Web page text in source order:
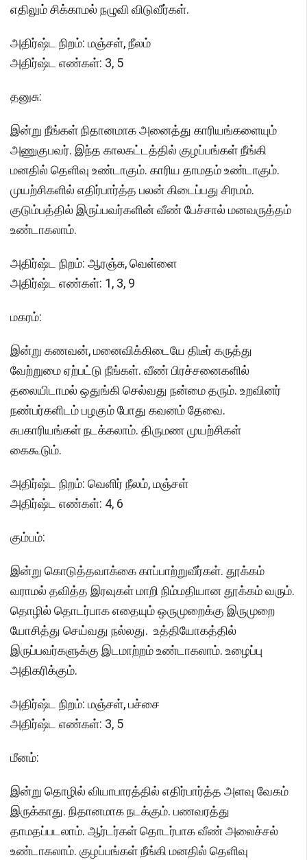
எதிலும் சிக்காமல் நழுவி விடுவீர்கள்.
அதிர்ஷ்ட நிறம்: மஞ்சள், நீலம்
அதிர்ஷ்ட எண்கள்: 3, 5
தனுசு:
இன்று நீங்கள் நிதானமாக அனைத்து காரியங்களையும்
அணுகுபவர். இந்த காலகட்டத்தில் குழப்பங்கள் நீங்கி
மனதில் தெளிவு உண்டாகும். காரிய தாமதம் உண்டாகும்.
முயற்சிகளில் எதிர்பார்த்த பலன் கிடைப்பது சிரமம்.
குடும்பத்தில் இருப்பவர்களின் வீண் பேச்சால் மனவருத்தம்
உண்டாகலாம்.
அதிர்ஷ்ட நிறம்: ஆரஞ்சு, வெள்ளை
அதிர்ஷ்ட எண்கள்: 1, 3, 9
மகரம்:
இன்று கணவன், மனைவிக்கிடையே திடீர் கருத்து
வேற்றுமை ஏற்பட்டு நீங்கள். வீண் பிரச்சனைகளில்
தலையிடாமல் ஒதுங்கி செல்வது நன்மை தரும். உறவினர்
நண்பர்களிடம் பழகும் போது கவனம் தேவை.
சுபகாரியங்கள் நடக்கலாம். திருமண முயற்சிகள்
கைகூடும்.
அதிர்ஷ்ட நிறம்: வெளிர் நீலம், மஞ்சள்
அதிர்ஷ்ட எண்கள்: 4, 6
கும்பம்:
இன்று கொடுத்தவாக்கை காப்பாற்றுவீர்கள். தூக்கம்
வராமல் தவித்த இரவுகள் மாறி நிம்மதியான தூக்கம் வரும்.
தொழில் தொடர்பாக எதையும் ஒருமுறைக்கு இருமுறை
யோசித்து செய்வது நல்லது. உத்தியோகத்தில்
இருப்பவர்களுக்கு இடமாற்றம் உண்டாகலாம். உழைப்பு
அதிகரிக்கும்.
அதிர்ஷ்ட நிறம்: மஞ்சள், பச்சை
அதிர்ஷ்ட எண்கள்: 3, 5
மீனம்:
இன்று தொழில் வியாபாரத்தில் எதிர்பார்த்த அளவு வேகம்
இருக்காது. நிதானமாக நடக்கும். பணவரத்து
தாமதப்படலாம். ஆர்டர்கள் தொடர்பாக வீண் அலைச்சல்
உண்டாகலாம். குழப்பங்கள் நீங்கி மனதில் தெளிவு